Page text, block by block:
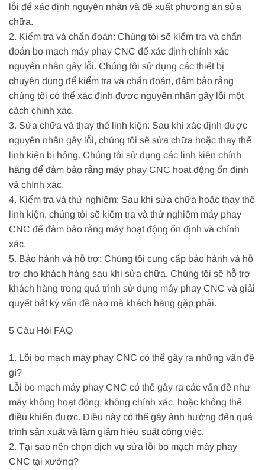
lỗi để xác định nguyên nhân và đề xuất phương án sửa
chữa.
2. Kiểm tra và chẩn đoán: Chúng tôi sẽ kiểm tra và chẩn
đoán bo mạch máy phay CNC để xác định chính xác
nguyên nhân gây lỗi. Chúng tôi sử dụng các thiết bị
chuyên dụng để kiểm tra và chẩn đoán, đảm bảo rằng
chúng tôi có thể xác định được nguyên nhân gây lỗi một
cách chính xác.
3. Sửa chữa và thay thế linh kiện: Sau khi xác định được
nguyên nhân gây lỗi, chúng tôi sẽ sửa chữa hoặc thay thế
linh kiện bị hỏng. Chúng tôi sử dụng các linh kiện chính
hãng để đảm bảo rằng máy phay CNC hoạt động ổn định
và chính xác.
4. Kiểm tra và thử nghiệm: Sau khi sửa chữa hoặc thay thế
linh kiện, chúng tôi sẽ kiểm tra và thử nghiệm máy phay
CNC để đảm bảo rằng máy hoạt động ổn định và chính
xác.
5. Bảo hành và hỗ trợ: Chúng tôi cung cấp bảo hành và hỗ
trợ cho khách hàng sau khi sửa chữa. Chúng tôi sẽ hỗ trợ
khách hàng trong quá trình sử dụng máy phay CNC và giải
quyết bất kỳ vấn đề nào mà khách hàng gặp phải.
5 Câu Hỏi FAQ
1. Lỗi bo mạch máy phay CNC có thể gây ra những vấn đề
gì?
Lỗi bo mạch máy phay CNC có thể gây ra các vấn đề như
máy không hoạt động, không chính xác, hoặc không thể
điều khiển được. Điều này có thể gây ảnh hưởng đến quá
trình sản xuất và làm giảm hiệu suất công việc.
2. Tại sao nên chọn dịch vụ sửa lỗi bo mạch máy phay
CNC tại xưởng?